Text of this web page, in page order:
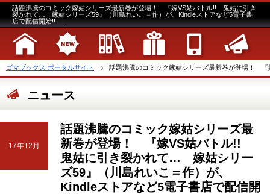
話題沸騰のコミック嫁姑シリーズ最新巻が登場！ 『嫁VS姑バトル!! 鬼姑に引き
裂かれて… 嫁姑シリーズ59』（川島れいこ＝作）が、Kindleストアなど5電子書
店で配信開始!! |
ゴマブックス ポータルサイト 話題沸騰のコミック嫁姑シリーズ最新巻が登場！
ニュース
17年12月
話題沸騰のコミック嫁姑シリーズ最
新巻が登場！ 『嫁VS姑バトル!!
鬼姑に引き裂かれて… 嫁姑シリー
ズ59』（川島れいこ＝作）が、
Kindleストアなど5電子書店で配信開